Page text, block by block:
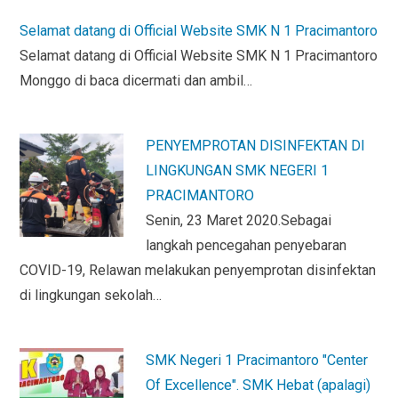
b
o
o
er s
A
p
ri
e
n
y
Selamat datang di Official Website SMK N 1 Pracimantoro
Selamat datang di Official Website SMK N 1 Pracimantoro
Monggo di baca dicermati dan ambil…
PENYEMPROTAN DISINFEKTAN DI
LINGKUNGAN SMK NEGERI 1
PRACIMANTORO
Senin, 23 Maret 2020.Sebagai
langkah pencegahan penyebaran
COVID-19, Relawan melakukan penyemprotan disinfektan
di lingkungan sekolah…
SMK Negeri 1 Pracimantoro "Center
Of Excellence". SMK Hebat (apalagi)